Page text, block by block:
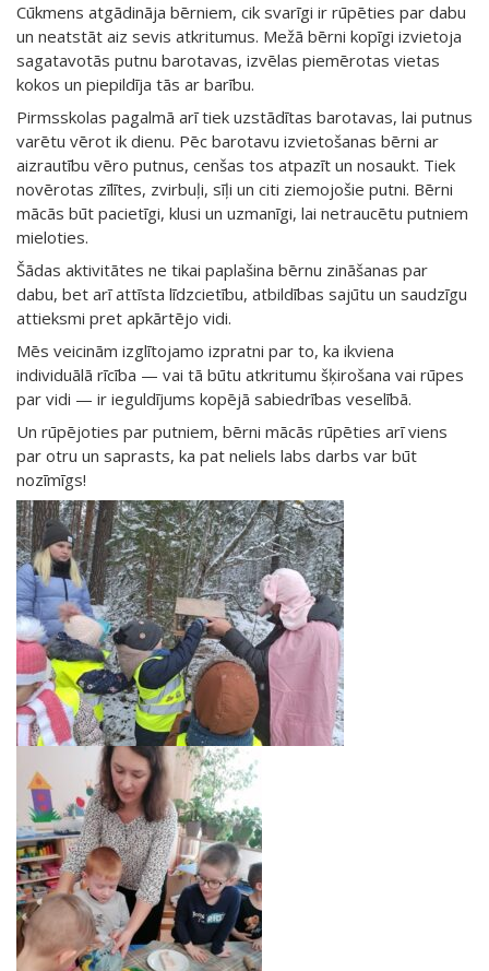
Cūkmens atgādināja bērniem, cik svarīgi ir rūpēties par dabu
un neatstāt aiz sevis atkritumus. Mežā bērni kopīgi izvietoja
sagatavotās putnu barotavas, izvēlas piemērotas vietas
kokos un piepildīja tās ar barību.
Pirmsskolas pagalmā arī tiek uzstādītas barotavas, lai putnus
varētu vērot ik dienu. Pēc barotavu izvietošanas bērni ar
aizrautību vēro putnus, cenšas tos atpazīt un nosaukt. Tiek
novērotas zīlītes, zvirbuļi, sīļi un citi ziemojošie putni. Bērni
mācās būt pacietīgi, klusi un uzmanīgi, lai netraucētu putniem
mieloties.
Šādas aktivitātes ne tikai paplašina bērnu zināšanas par
dabu, bet arī attīsta līdzcietību, atbildības sajūtu un saudzīgu
attieksmi pret apkārtējo vidi.
Mēs veicinām izglītojamo izpratni par to, ka ikviena
individuālā rīcība — vai tā būtu atkritumu šķirošana vai rūpes
par vidi — ir ieguldījums kopējā sabiedrības veselībā.
Un rūpējoties par putniem, bērni mācās rūpēties arī viens
par otru un saprasts, ka pat neliels labs darbs var būt
nozīmīgs!